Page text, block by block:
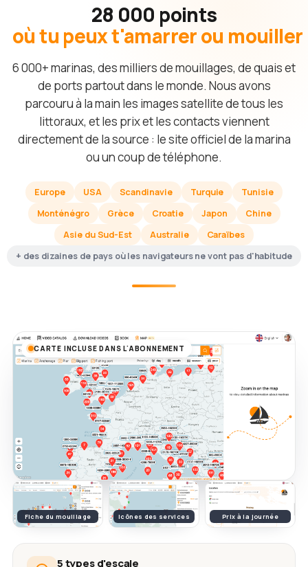
28 000 points
où tu peux t'amarrer ou mouiller
6 000+ marinas, des milliers de mouillages, de quais et
de ports partout dans le monde. Nous avons
parcouru à la main les images satellite de tous les
littoraux, et les prix et les contacts viennent
directement de la source : le site officiel de la marina
ou un coup de téléphone.
Europe USA Scandinavie Turquie
Tunisie
Monténégro
Grèce Croatie Japon
Chine
Asie du Sud-Est
Australie
Caraïbes
+ des dizaines de pays où les navigateurs ne vont pas d'habitude
CARTE INCLUSE DANS L'ABONNEMENT
Fiche du mouillage Icônes des services Prix à la journée
5 types d'escale